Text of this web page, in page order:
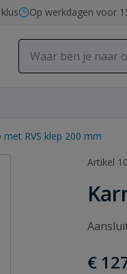
Op werkdagen voor
met RVS klep 200 mm
Artikel
€